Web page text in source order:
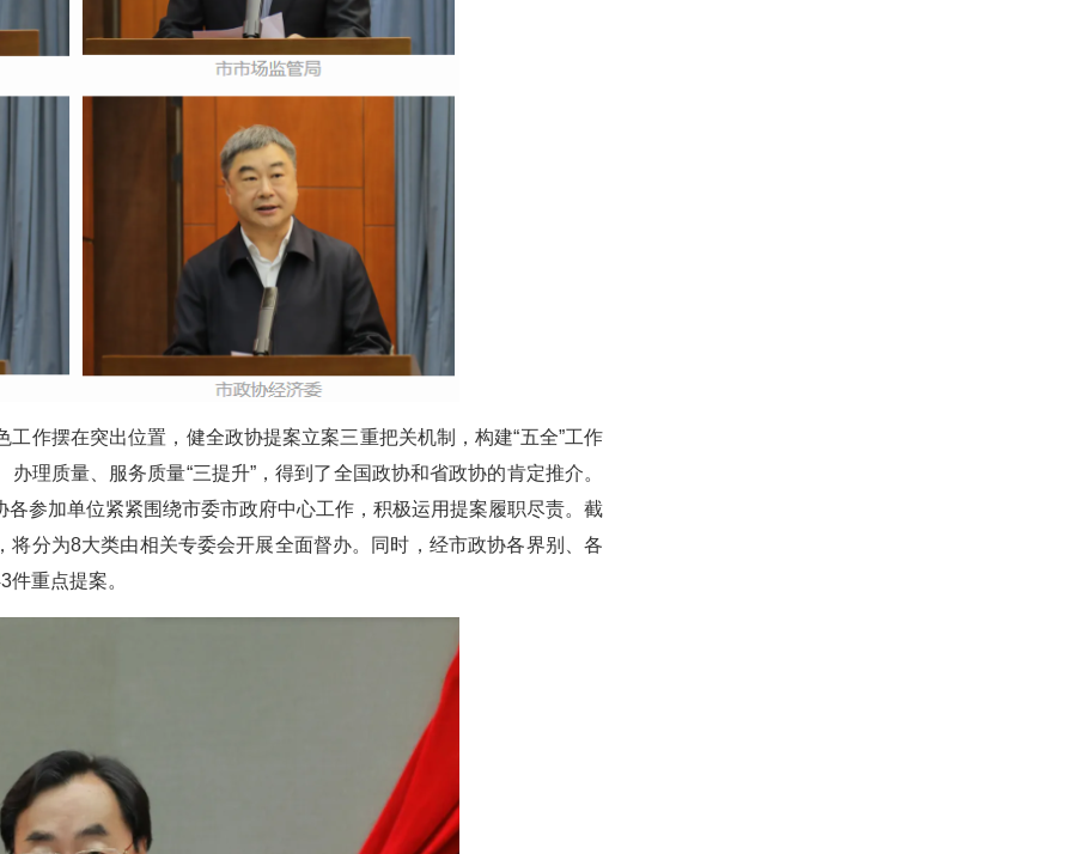
作摆在突出位置，健全政协提案立案三重把关机制，构建“五全”工作
理质量、服务质量“三提升”，得到了全国政协和省政协的肯定推介。
参加单位紧紧围绕市委市政府中心工作，积极运用提案履职尽责。截
分为8大类由相关专委会开展全面督办。同时，经市政协各界别、各
重点提案。